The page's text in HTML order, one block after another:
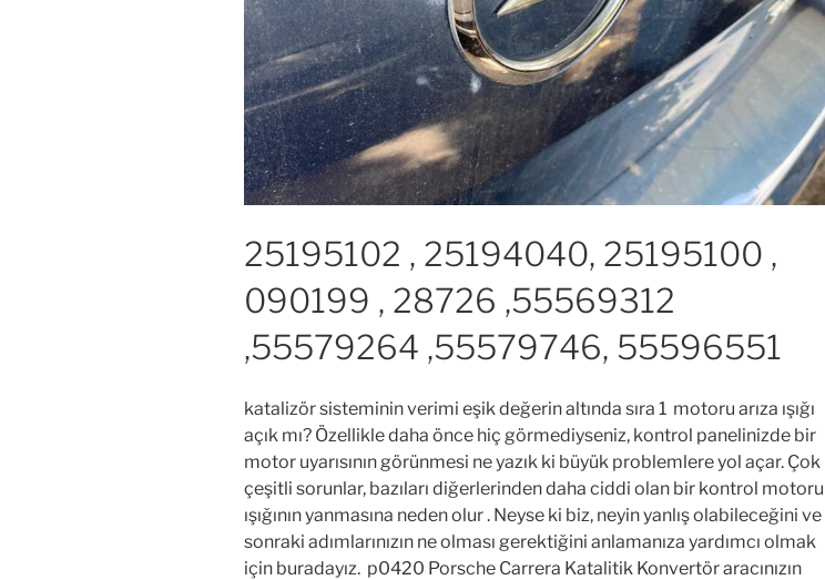
25195102 , 25194040, 25195100 ,
090199 , 28726 ,55569312
,55579264 ,55579746, 55596551
katalizör sisteminin verimi eşik değerin altında sıra 1 motoru arıza ışığı
açık mı? Özellikle daha önce hiç görmediyseniz, kontrol panelinizde bir
motor uyarısının görünmesi ne yazık ki büyük problemlere yol açar. Çok
çeşitli sorunlar, bazıları diğerlerinden daha ciddi olan bir kontrol motoru
ışığının yanmasına neden olur . Neyse ki biz, neyin yanlış olabileceğini ve
sonraki adımlarınızın ne olması gerektiğini anlamanıza yardımcı olmak
için buradayız. p0420 Porsche Carrera Katalitik Konvertör aracınızın